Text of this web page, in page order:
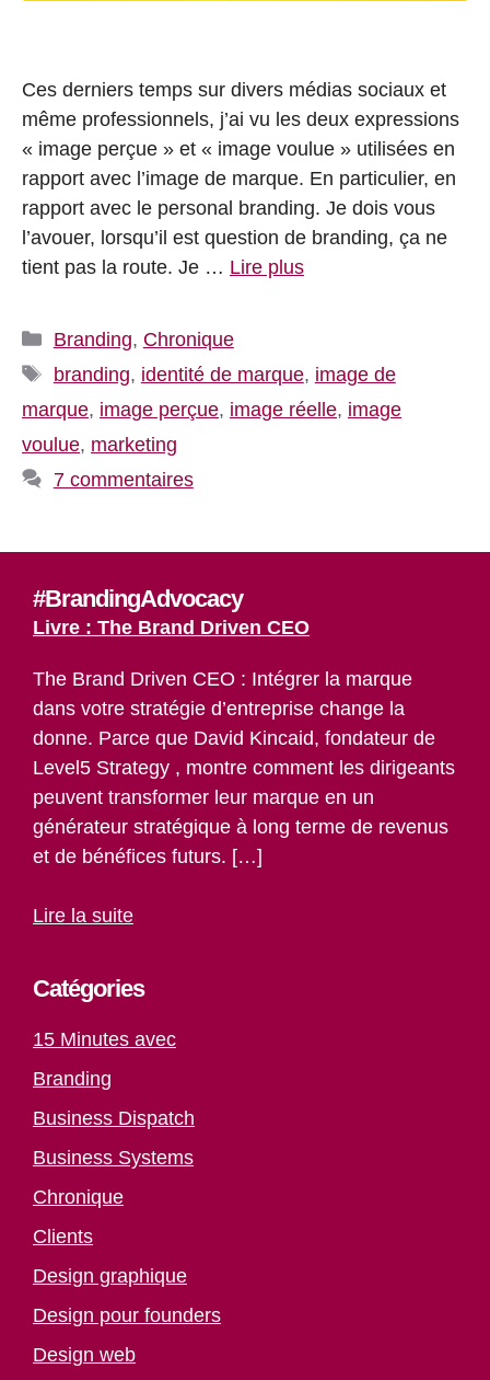
Ces derniers temps sur divers médias sociaux et
même professionnels, j’ai vu les deux expressions
« image perçue » et « image voulue » utilisées en
rapport avec l’image de marque. En particulier, en
rapport avec le personal branding. Je dois vous
l’avouer, lorsqu’il est question de branding, ça ne
tient pas la route. Je … Lire plus
Catégories
Branding, Chronique
Étiquettes
branding, identité de marque, image de
marque, image perçue, image réelle, image
voulue, marketing
7 commentaires
#BrandingAdvocacy
Livre : The Brand Driven CEO
The Brand Driven CEO : Intégrer la marque
dans votre stratégie d’entreprise change la
donne. Parce que David Kincaid, fondateur de
Level5 Strategy , montre comment les dirigeants
peuvent transformer leur marque en un
générateur stratégique à long terme de revenus
et de bénéfices futurs. […]
Lire la suite
Catégories
15 Minutes avec
Branding
Business Dispatch
Business Systems
Chronique
Clients
Design graphique
Design pour founders
Design web